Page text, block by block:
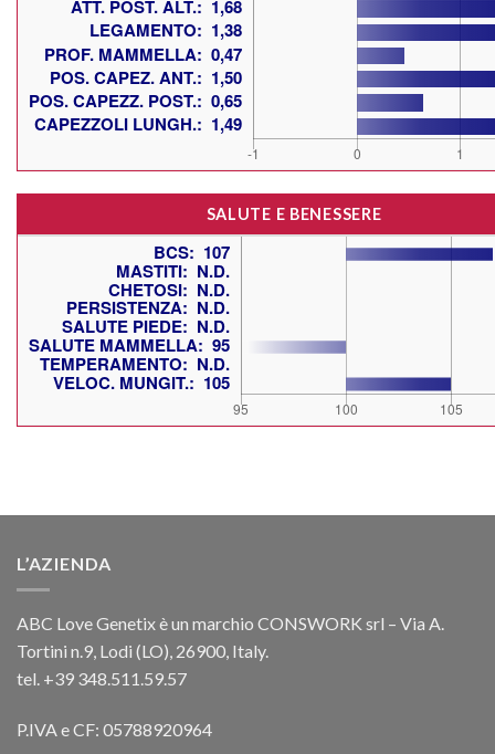
SALUTE E BENESSERE
L’AZIENDA
ABC Love Genetix è un marchio CONSWORK srl – Via A.
Tortini n.9, Lodi (LO), 26900, Italy.
tel. +39 348.511.59.57
P.IVA e CF: 05788920964